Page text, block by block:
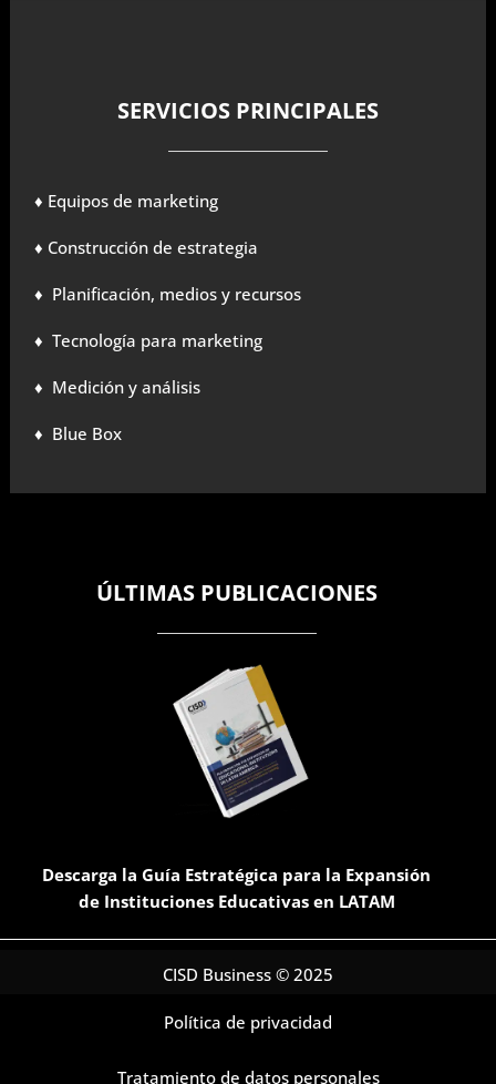
SERVICIOS PRINCIPALES
♦ Equipos de marketing
♦ Construcción de estrategia
♦ Planificación, medios y recursos
♦ Tecnología para marketing
♦ Medición y análisis
♦ Blue Box
ÚLTIMAS PUBLICACIONES
Descarga la Guía Estratégica para la Expansión
de Instituciones Educativas en LATAM
CISD Business © 2025
Política de privacidad
Tratamiento de datos personales